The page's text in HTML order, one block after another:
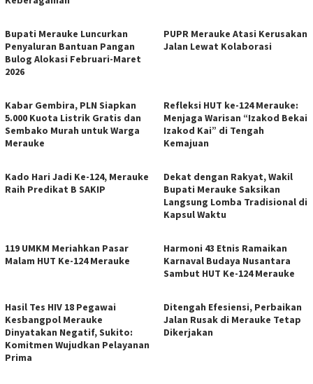
Bupati Merauke Luncurkan
Penyaluran Bantuan Pangan
Bulog Alokasi Februari-Maret
2026
PUPR Merauke Atasi Kerusakan
Jalan Lewat Kolaborasi
Kabar Gembira, PLN Siapkan
5.000 Kuota Listrik Gratis dan
Sembako Murah untuk Warga
Merauke
Refleksi HUT ke-124 Merauke:
Menjaga Warisan “Izakod Bekai
Izakod Kai” di Tengah
Kemajuan
Kado Hari Jadi Ke-124, Merauke
Raih Predikat B SAKIP
Dekat dengan Rakyat, Wakil
Bupati Merauke Saksikan
Langsung Lomba Tradisional di
Kapsul Waktu
119 UMKM Meriahkan Pasar
Malam HUT Ke-124 Merauke
Harmoni 43 Etnis Ramaikan
Karnaval Budaya Nusantara
Sambut HUT Ke-124 Merauke
Hasil Tes HIV 18 Pegawai
Kesbangpol Merauke
Dinyatakan Negatif, Sukito:
Komitmen Wujudkan Pelayanan
Prima
Ditengah Efesiensi, Perbaikan
Jalan Rusak di Merauke Tetap
Dikerjakan